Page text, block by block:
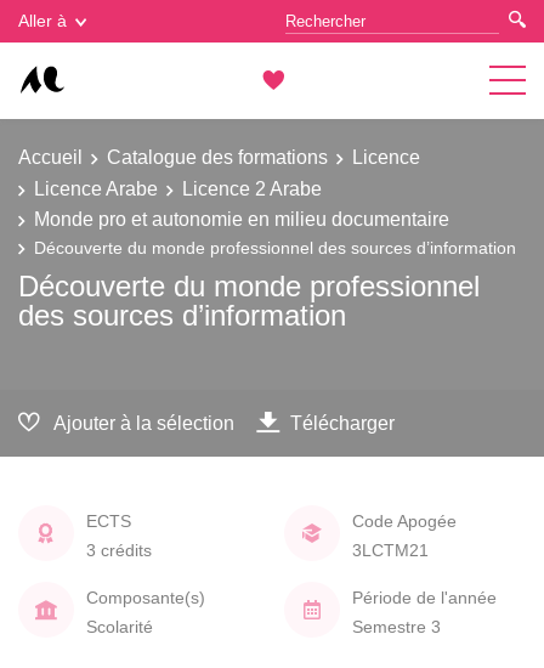
Aller à
Accueil Catalogue des formations
Licence
Licence Arabe
Licence 2 Arabe
Monde pro et autonomie en milieu documentaire
Découverte du monde professionnel des sources d’information
Découverte du monde professionnel
des sources d’information
Ajouter à la sélection Télécharger
ECTS
3 crédits
Code Apogée
3LCTM21
Composante(s)
Scolarité
Période de l'année
Semestre 3
Gestion des cookies